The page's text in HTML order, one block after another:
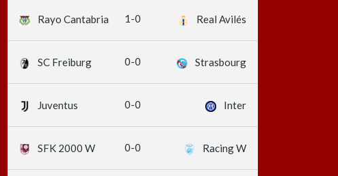
Rayo Cantabria 1-0 Real Avilés
SC Freiburg 0-0 Strasbourg
Juventus 0-0 Inter
SFK 2000 W 0-0 Racing W